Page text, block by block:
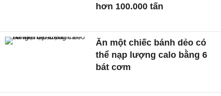
hơn 100.000 tấn
Ăn một chiếc bánh dẻo có
thể nạp lượng calo bằng 6
bát cơm